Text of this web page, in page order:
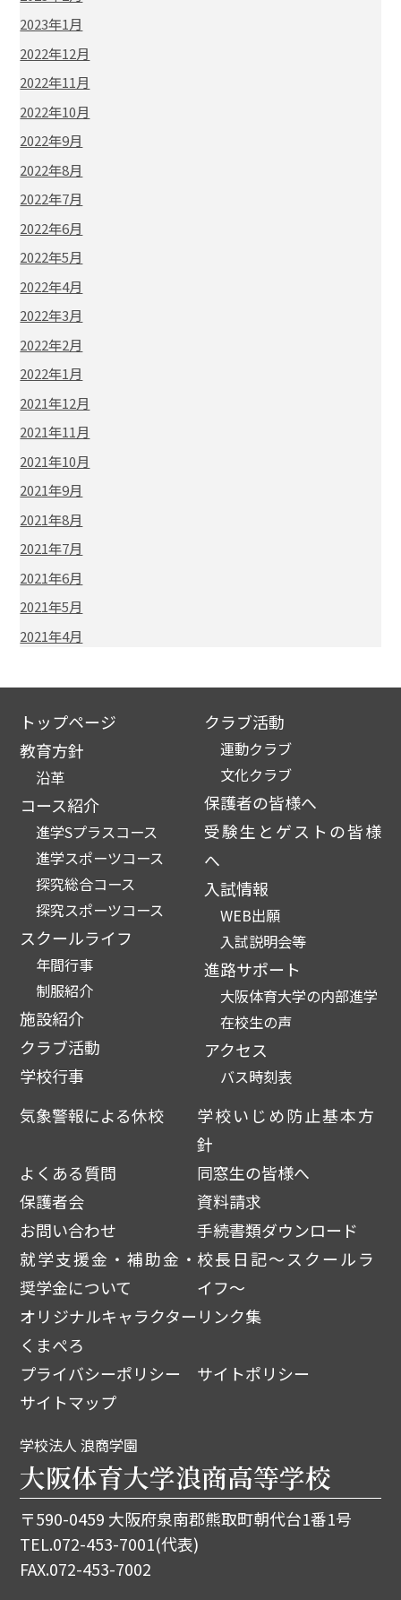
2023年1月
2022年12月
2022年11月
2022年10月
2022年9月
2022年8月
2022年7月
2022年6月
2022年5月
2022年4月
2022年3月
2022年2月
2022年1月
2021年12月
2021年11月
2021年10月
2021年9月
2021年8月
2021年7月
2021年6月
2021年5月
2021年4月
トップページ
教育方針
沿革
コース紹介
進学Sプラスコース
進学スポーツコース
探究総合コース
探究スポーツコース
スクールライフ
年間行事
制服紹介
施設紹介
クラブ活動
学校行事
クラブ活動
運動クラブ
文化クラブ
保護者の皆様へ
受験生とゲストの皆様
へ
入試情報
WEB出願
入試説明会等
進路サポート
大阪体育大学の内部進学
在校生の声
アクセス
バス時刻表
気象警報による休校
学校いじめ防止基本方
針
よくある質問
同窓生の皆様へ
保護者会
資料請求
お問い合わせ
手続書類ダウンロード
就学支援金・補助金・
奨学金について
校長日記～スクールラ
イフ～
オリジナルキャラクター
くまぺろ
リンク集
プライバシーポリシー
サイトポリシー
サイトマップ
学校法人 浪商学園
大阪体育大学浪商高等学校
〒590-0459 大阪府泉南郡熊取町朝代台1番1号
TEL.072-453-7001(代表)
FAX.072-453-7002